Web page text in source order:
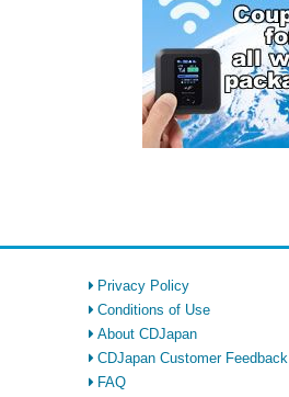
Privacy Policy
Conditions of Use
About CDJapan
CDJapan Customer Feedback
FAQ